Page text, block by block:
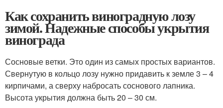
Как сохранить виноградную лозу
зимой. Надежные способы укрытия
винограда
Сосновые ветки. Это один из самых простых вариантов.
Свернутую в кольцо лозу нужно придавить к земле 3 – 4
кирпичами, а сверху набросать соснового лапника.
Высота укрытия должна быть 20 – 30 см.